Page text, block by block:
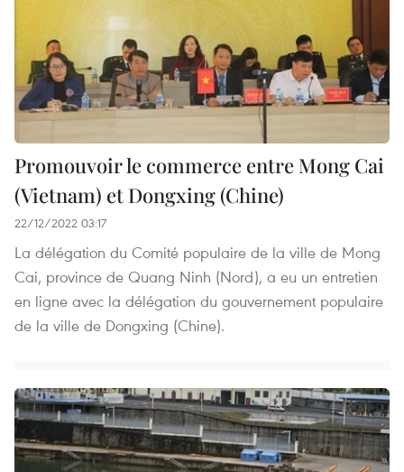
Promouvoir le commerce entre Mong Cai
(Vietnam) et Dongxing (Chine)
22/12/2022 03:17
La délégation du Comité populaire de la ville de Mong
Cai, province de Quang Ninh (Nord), a eu un entretien
en ligne avec la délégation du gouvernement populaire
de la ville de Dongxing (Chine).